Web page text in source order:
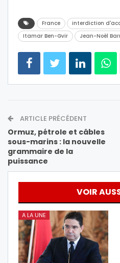
France
interdiction
Itamar Ben-Gvir
Jean-Noël
ARTICLE PRÉCÉDENT
Ormuz, pétrole et câbles
sous-marins : la nouvelle
grammaire de la
puissance
VOIR
A LA UNE